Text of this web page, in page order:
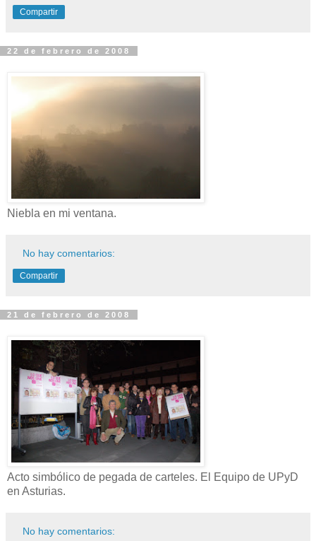
Compartir
22 de febrero de 2008
Niebla en mi ventana.
No hay comentarios:
Compartir
21 de febrero de 2008
Acto simbólico de pegada de carteles. El Equipo de UPyD
en Asturias.
No hay comentarios: